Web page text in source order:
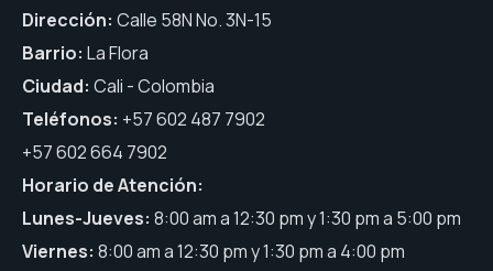
Dirección: Calle 58N No. 3N-15
Barrio: La Flora
Ciudad: Cali - Colombia
Teléfonos: +57 602 487 7902
+57 602 664 7902
Horario de Atención:
Lunes-Jueves: 8:00 am a 12:30 pm y 1:30 pm a 5:00 pm
Viernes: 8:00 am a 12:30 pm y 1:30 pm a 4:00 pm